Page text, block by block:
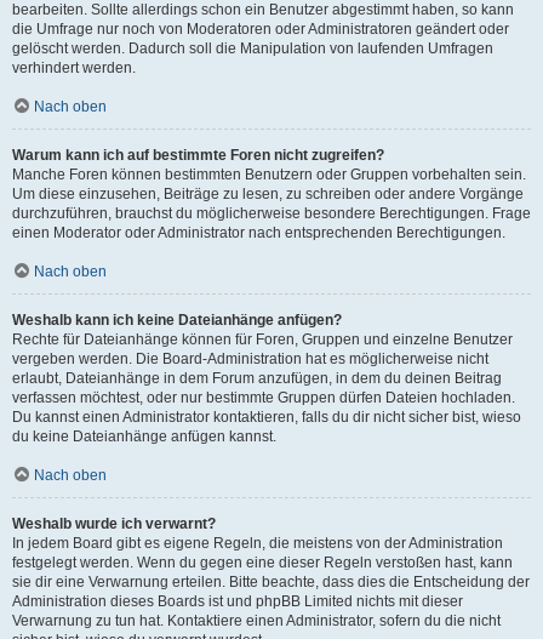
bearbeiten. Sollte allerdings schon ein Benutzer abgestimmt haben, so kann
die Umfrage nur noch von Moderatoren oder Administratoren geändert oder
gelöscht werden. Dadurch soll die Manipulation von laufenden Umfragen
verhindert werden.
Nach oben
Warum kann ich auf bestimmte Foren nicht zugreifen?
Manche Foren können bestimmten Benutzern oder Gruppen vorbehalten sein.
Um diese einzusehen, Beiträge zu lesen, zu schreiben oder andere Vorgänge
durchzuführen, brauchst du möglicherweise besondere Berechtigungen. Frage
einen Moderator oder Administrator nach entsprechenden Berechtigungen.
Nach oben
Weshalb kann ich keine Dateianhänge anfügen?
Rechte für Dateianhänge können für Foren, Gruppen und einzelne Benutzer
vergeben werden. Die Board-Administration hat es möglicherweise nicht
erlaubt, Dateianhänge in dem Forum anzufügen, in dem du deinen Beitrag
verfassen möchtest, oder nur bestimmte Gruppen dürfen Dateien hochladen.
Du kannst einen Administrator kontaktieren, falls du dir nicht sicher bist, wieso
du keine Dateianhänge anfügen kannst.
Nach oben
Weshalb wurde ich verwarnt?
In jedem Board gibt es eigene Regeln, die meistens von der Administration
festgelegt werden. Wenn du gegen eine dieser Regeln verstoßen hast, kann
sie dir eine Verwarnung erteilen. Bitte beachte, dass dies die Entscheidung der
Administration dieses Boards ist und phpBB Limited nichts mit dieser
Verwarnung zu tun hat. Kontaktiere einen Administrator, sofern du die nicht